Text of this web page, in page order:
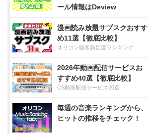
ール情報はDeview
漫画読み放題サブスクおすす
め11選【徹底比較】
オリコン顧客満足度ランキング
2026年動画配信サービスお
すすめ40選【徹底比較】
CS動画配信サービス20選
毎週の音楽ランキングから、
ヒットの推移をチェック！